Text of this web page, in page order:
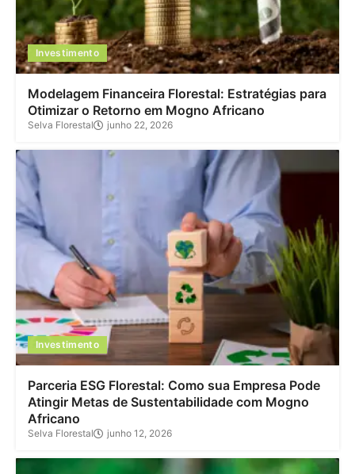
Investimento
Modelagem Financeira Florestal: Estratégias para
Otimizar o Retorno em Mogno Africano
Selva Florestal junho 22, 2026
Investimento
Parceria ESG Florestal: Como sua Empresa Pode
Atingir Metas de Sustentabilidade com Mogno
Africano
Selva Florestal junho 12, 2026